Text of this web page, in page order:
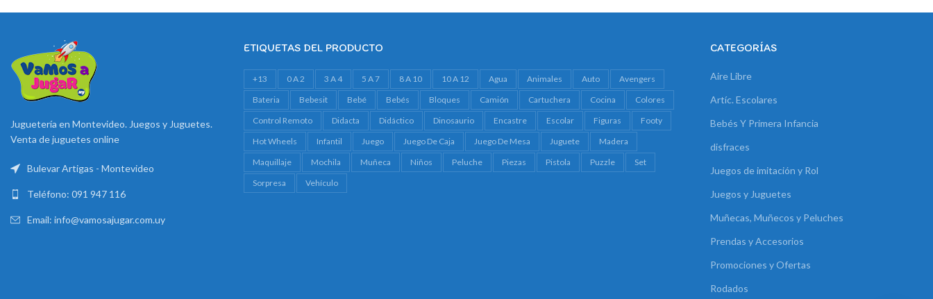
Juguetería en Montevideo. Juegos y Juguetes.
Venta de juguetes online
Bulevar Artigas - Montevideo
Teléfono: 091 947 116
Email: info@vamosajugar.com.uy
ETIQUETAS DEL PRODUCTO
+13 0 A 2 3 A 4 5 A 7 8 A 10 10 A 12 Agua Animales Auto
Avengers
Bateria
Bebesit Bebé Bebés Bloques Camión Cartuchera Cocina
Colores
Control Remoto
Didacta Didáctico Dinosaurio Encastre Escolar Figuras
Footy
Hot Wheels
Infantil Juego Juego De Caja Juego De Mesa Juguete
Madera
Maquillaje
Mochila Muñeca Niños Peluche Piezas Pistola Puzzle
Set
Sorpresa
Vehículo
CATEGORÍAS
Aire Libre
Artíc. Escolares
Bebés Y Primera Infancia
disfraces
Juegos de imitación y Rol
Juegos y Juguetes
Muñecas, Muñecos y Peluches
Prendas y Accesorios
Promociones y Ofertas
Rodados